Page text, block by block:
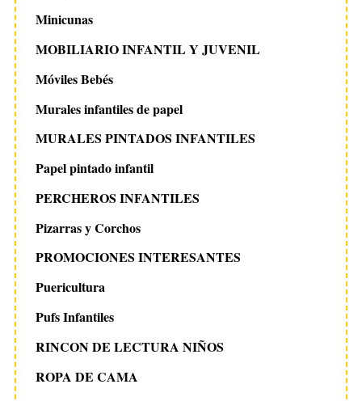
Minicunas
MOBILIARIO INFANTIL Y JUVENIL
Móviles Bebés
Murales infantiles de papel
MURALES PINTADOS INFANTILES
Papel pintado infantil
PERCHEROS INFANTILES
Pizarras y Corchos
PROMOCIONES INTERESANTES
Puericultura
Pufs Infantiles
RINCON DE LECTURA NIÑOS
ROPA DE CAMA